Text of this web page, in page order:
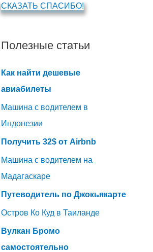
СКАЗАТЬ СПАСИБО!
Полезные статьи
Как найти дешевые
авиабилеты
Машина с водителем в
Индонезии
Получить 32$ от Airbnb
Машина с водителем на
Мадагаскаре
Путеводитель по Джокьякарте
Остров Ко Куд в Таиланде
Вулкан Бромо
самостоятельно